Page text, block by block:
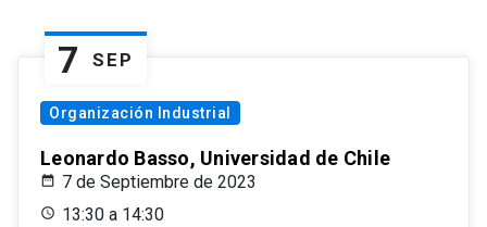
7 SEP
Organización Industrial
Leonardo Basso, Universidad de Chile
7 de Septiembre de 2023
13:30 a 14:30